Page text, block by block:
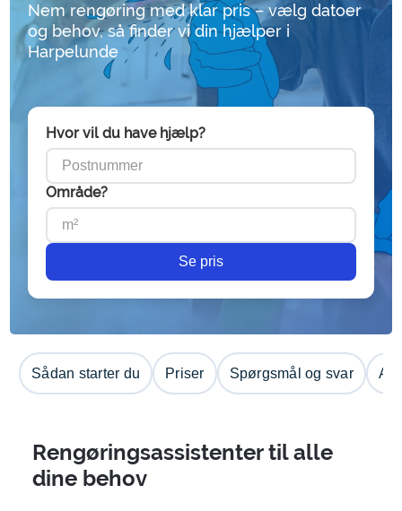
Nem rengøring med klar pris – vælg datoer
og behov, så finder vi din hjælper i
Harpelunde
Hvor vil du have hjælp?
Område?
Se pris
Sådan starter du Priser Spørgsmål og svar
Rengøringsassistenter til alle
dine behov